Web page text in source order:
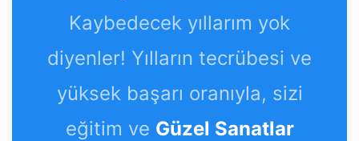
Kaybedecek yıllarım yok
diyenler! Yılların tecrübesi ve
yüksek başarı oranıyla, sizi
eğitim ve Güzel Sanatlar